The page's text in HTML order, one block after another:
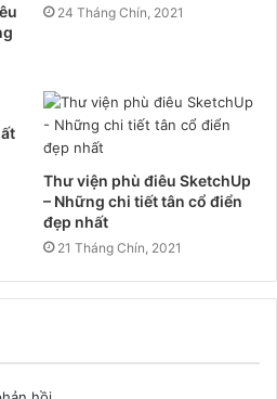
24 Tháng Chín, 2021
Thư viện phù điêu SketchUp
– Những chi tiết tân cổ điển
đẹp nhất
21 Tháng Chín, 2021